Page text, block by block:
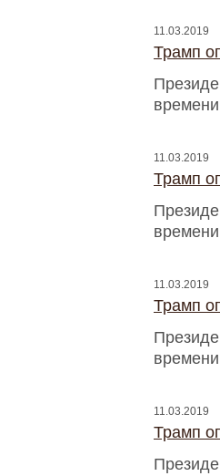
11.03.2019
Трамп
времени
11.03.2019
Трамп
времени
11.03.2019
Трамп
времени
11.03.2019
Трамп